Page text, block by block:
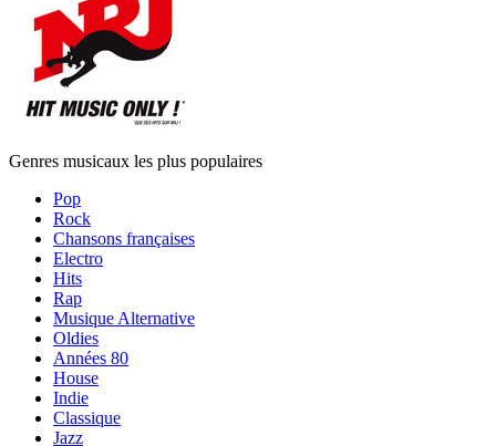
Genres musicaux les plus populaires
Pop
Rock
Chansons françaises
Electro
Hits
Rap
Musique Alternative
Oldies
Années 80
House
Indie
Classique
Jazz